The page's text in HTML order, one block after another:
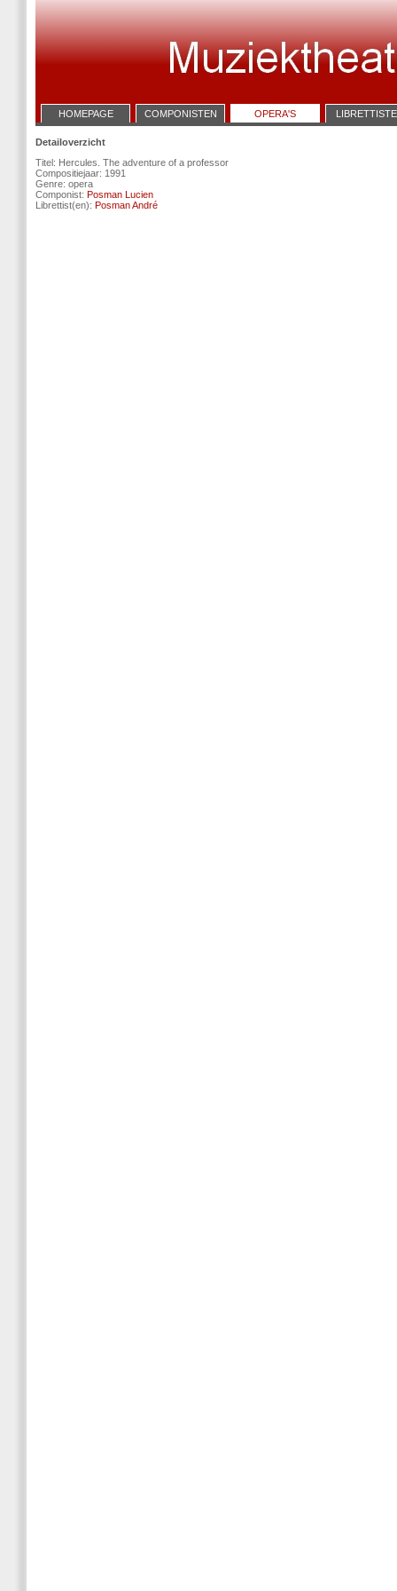
HOMEPAGE COMPONISTEN OPERA'S
Detailoverzicht
Titel: Hercules. The adventure of a professor
Compositiejaar: 1991
Genre: opera
Componist: Posman Lucien
Librettist(en): Posman André